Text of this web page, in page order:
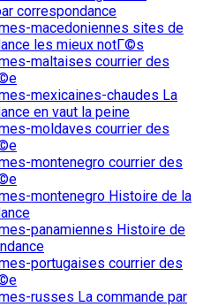
correspondance
macedoniennes sites de
les mieux notГ©s
maltaises courrier des
mexicaines-chaudes La
en vaut la peine
moldaves courrier des
montenegro courrier des
montenegro Histoire de la
panamiennes Histoire de
portugaises courrier des
russes La commande par